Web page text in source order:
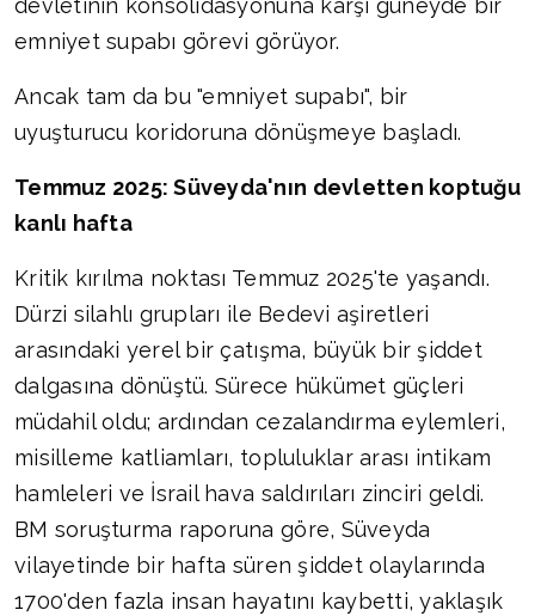
devletinin konsolidasyonuna karşı güneyde bir
emniyet supabı görevi görüyor.
Ancak tam da bu "emniyet supabı", bir
uyuşturucu koridoruna dönüşmeye başladı.
Temmuz 2025: Süveyda'nın devletten koptuğu
kanlı hafta
Kritik kırılma noktası Temmuz 2025'te yaşandı.
Dürzi silahlı grupları ile Bedevi aşiretleri
arasındaki yerel bir çatışma, büyük bir şiddet
dalgasına dönüştü. Sürece hükümet güçleri
müdahil oldu; ardından cezalandırma eylemleri,
misilleme katliamları, topluluklar arası intikam
hamleleri ve İsrail hava saldırıları zinciri geldi.
BM soruşturma raporuna göre, Süveyda
vilayetinde bir hafta süren şiddet olaylarında
1700'den fazla insan hayatını kaybetti, yaklaşık